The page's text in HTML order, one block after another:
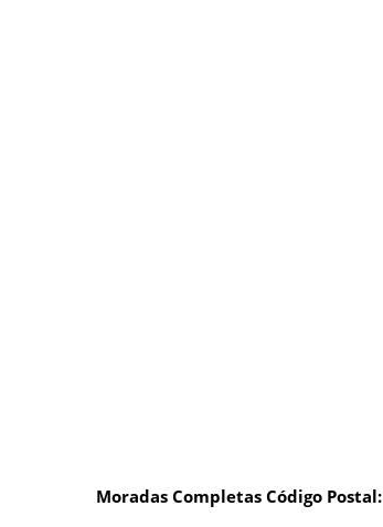
Moradas Completas Código Postal: